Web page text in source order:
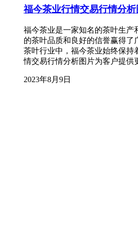
福今茶业行情交易行情分
福今茶业是一家知名的茶叶生产
的茶叶品质和良好的信誉赢得了
茶叶行业中，福今茶业始终保持
情交易行情分析图片为客户提
2023年8月9日